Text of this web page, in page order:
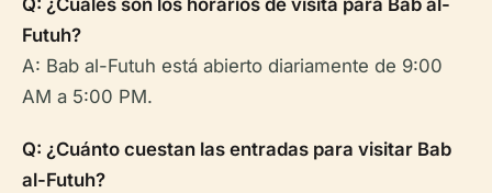
Q: ¿Cuáles son los horarios de visita para Bab al-
Futuh?
A: Bab al-Futuh está abierto diariamente de 9:00
AM a 5:00 PM.
Q: ¿Cuánto cuestan las entradas para visitar Bab
al-Futuh?